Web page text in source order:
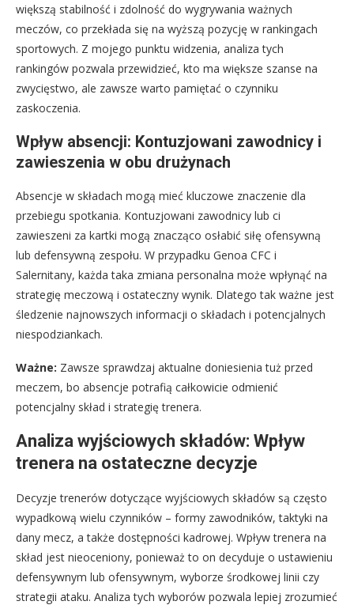
większą stabilność i zdolność do wygrywania ważnych
meczów, co przekłada się na wyższą pozycję w rankingach
sportowych. Z mojego punktu widzenia, analiza tych
rankingów pozwala przewidzieć, kto ma większe szanse na
zwycięstwo, ale zawsze warto pamiętać o czynniku
zaskoczenia.
Wpływ absencji: Kontuzjowani zawodnicy i
zawieszenia w obu drużynach
Absencje w składach mogą mieć kluczowe znaczenie dla
przebiegu spotkania. Kontuzjowani zawodnicy lub ci
zawieszeni za kartki mogą znacząco osłabić siłę ofensywną
lub defensywną zespołu. W przypadku Genoa CFC i
Salernitany, każda taka zmiana personalna może wpłynąć na
strategię meczową i ostateczny wynik. Dlatego tak ważne jest
śledzenie najnowszych informacji o składach i potencjalnych
niespodziankach.
Ważne: Zawsze sprawdzaj aktualne doniesienia tuż przed
meczem, bo absencje potrafią całkowicie odmienić
potencjalny skład i strategię trenera.
Analiza wyjściowych składów: Wpływ
trenera na ostateczne decyzje
Decyzje trenerów dotyczące wyjściowych składów są często
wypadkową wielu czynników – formy zawodników, taktyki na
dany mecz, a także dostępności kadrowej. Wpływ trenera na
skład jest nieoceniony, ponieważ to on decyduje o ustawieniu
defensywnym lub ofensywnym, wyborze środkowej linii czy
strategii ataku. Analiza tych wyborów pozwala lepiej zrozumieć